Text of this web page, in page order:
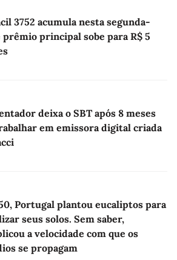
3752 acumula nesta segunda-
prêmio principal sobe para R$ 5
deixa o SBT após 8 meses
em emissora digital criada
Portugal plantou eucaliptos para
seus solos. Sem saber,
a velocidade com que os
se propagam